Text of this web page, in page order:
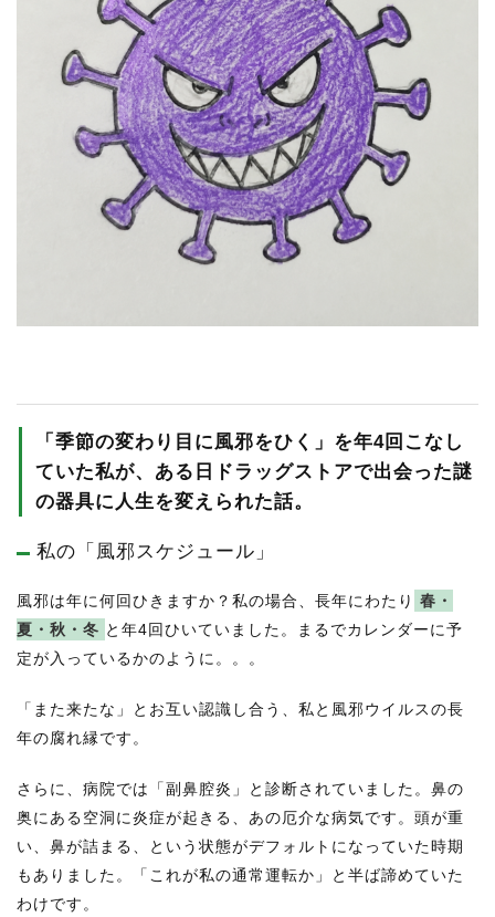
RECRUIT
STAFF BLOG
CONTACT US
サイトマップ
「季節の変わり目に風邪をひく」を年4回こなし
ていた私が、ある日ドラッグストアで出会った謎
の器具に人生を変えられた話。
私の「風邪スケジュール」
風邪は年に何回ひきますか？私の場合、長年にわたり 春・
夏・秋・冬 と年4回ひいていました。まるでカレンダーに予
定が入っているかのように。。。
「また来たな」とお互い認識し合う、私と風邪ウイルスの長
年の腐れ縁です。
さらに、病院では「副鼻腔炎」と診断されていました。鼻の
奥にある空洞に炎症が起きる、あの厄介な病気です。頭が重
い、鼻が詰まる、という状態がデフォルトになっていた時期
もありました。「これが私の通常運転か」と半ば諦めていた
わけです。